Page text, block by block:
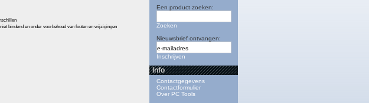
bindend en onder voorbehoud van fouten en wijzigingen
Een product zoeken:
Zoeken
Nieuwsbrief ontvangen:
Inschrijven
Info
Contactgegevens
Contactformulier
Over PC Tools